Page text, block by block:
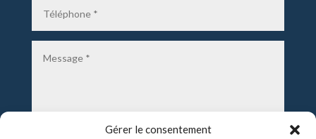
Gérer le consentement